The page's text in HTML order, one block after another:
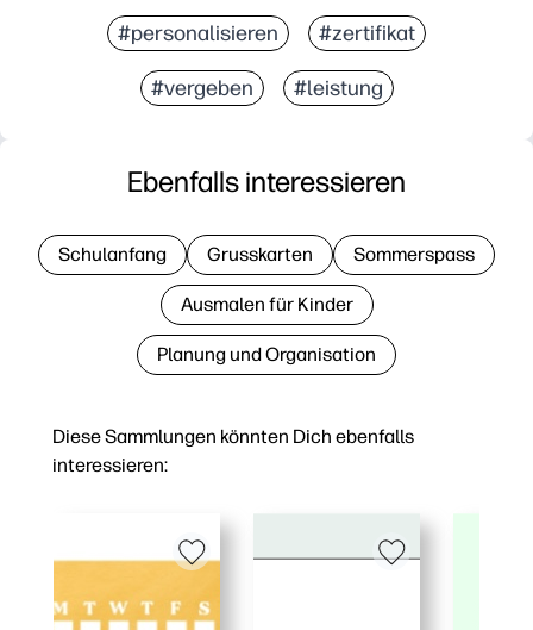
#personalisieren #zertifikat
#vergeben #leistung
Diese Sammlungen könnten Dich ebenfalls
interessieren:
Ebenfalls interessieren
Schulanfang Grusskarten Sommerspass
Ausmalen für Kinder
Planung und Organisation